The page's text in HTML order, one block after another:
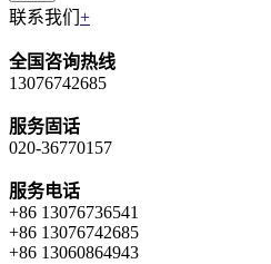
联系我们 +
全国咨询热线
13076742685
服务固话
020-36770157
服务电话
+86 13076736541
+86 13076742685
+86 13060864943